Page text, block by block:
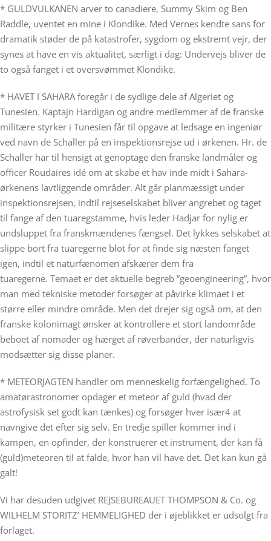
* GULDVULKANEN arver to canadiere, Summy Skim og Ben
Raddle, uventet en mine i Klondike. Med Vernes kendte sans for
dramatik støder de på katastrofer, sygdom og ekstremt vejr, der
synes at have en vis aktualitet, særligt i dag: Undervejs bliver de
to også fanget i et oversvømmet Klondike.
* HAVET I SAHARA foregår i de sydlige dele af Algeriet og
Tunesien. Kaptajn Hardigan og andre medlemmer af de franske
militære styrker i Tunesien får til opgave at ledsage en ingeniør
ved navn de Schaller på en inspektionsrejse ud i ørkenen. Hr. de
Schaller har til hensigt at genoptage den franske landmåler og
officer Roudaires idé om at skabe et hav inde midt i Sahara-
ørkenens lavtliggende områder. Alt går planmæssigt under
inspektionsrejsen, indtil rejseselskabet bliver angrebet og taget
til fange af den tuaregstamme, hvis leder Hadjar for nylig er
undsluppet fra franskmændenes fængsel. Det lykkes selskabet at
slippe bort fra tuaregerne blot for at finde sig næsten fanget
igen, indtil et naturfænomen afskærer dem fra
tuaregerne. Temaet er det aktuelle begreb ”geoengineering”, hvor
man med tekniske metoder forsøger at påvirke klimaet i et
større eller mindre område. Men det drejer sig også om, at den
franske kolonimagt ønsker at kontrollere et stort landområde
beboet af nomader og hærget af røverbander, der naturligvis
modsætter sig disse planer.
* METEORJAGTEN handler om menneskelig forfængelighed. To
amatørastronomer opdager et meteor af guld (hvad der
astrofysisk set godt kan tænkes) og forsøger hver især4 at
navngive det efter sig selv. En tredje spiller kommer ind i
kampen, en opfinder, der konstruerer et instrument, der kan få
(guld)meteoren til at falde, hvor han vil have det. Det kan kun gå
galt!
Vi har desuden udgivet REJSEBUREAUET THOMPSON & Co. og
WILHELM STORITZ’ HEMMELIGHED der i øjeblikket er udsolgt fra
forlaget.